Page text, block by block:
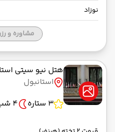
نوزاد
مشاوره و
هتل نیو سیتی
استانبول
3 ستاره
4 شب